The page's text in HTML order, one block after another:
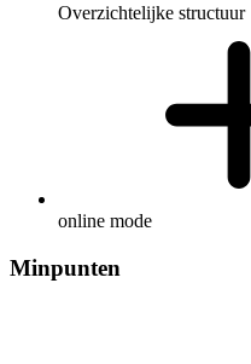
Overzichtelijke structuur
online mode
Minpunten